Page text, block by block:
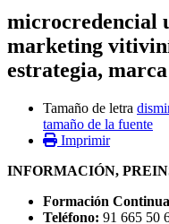
microcredencial
marketing
estrategia,
Tamaño de letra
tamaño de la fuente
Imprimir
INFORMACIÓN,
Formación Continua
Teléfono: 91 665 50